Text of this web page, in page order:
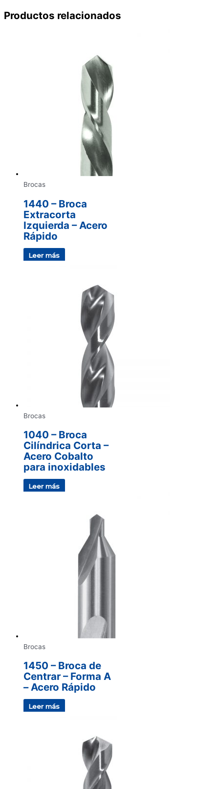
Productos relacionados
Brocas
1440 – Broca
Extracorta
Izquierda – Acero
Rápido
Leer más
Brocas
1040 – Broca
Cilíndrica Corta –
Acero Cobalto
para inoxidables
Leer más
Brocas
1450 – Broca de
Centrar – Forma A
– Acero Rápido
Leer más